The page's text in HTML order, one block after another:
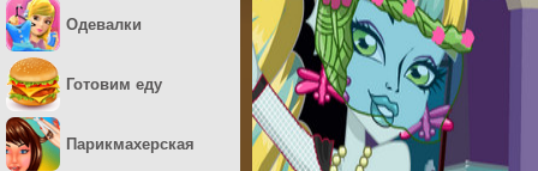
Одевалки
Готовим еду
Парикмахерская